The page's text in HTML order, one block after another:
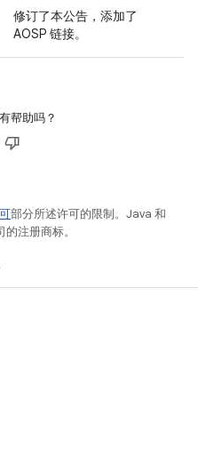
修订了本公告，添加了
AOSP 链接。
帮助吗？
部分所述许可的限制。Java 和
注册商标。